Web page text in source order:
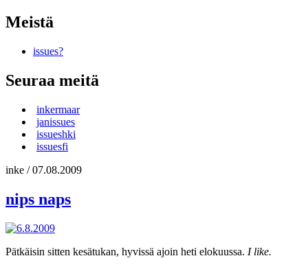
Meistä
issues?
Seuraa meitä
inkermaar
janissues
issueshki
issuesfi
inke /07.08.2009
nips naps
Pätkäisin sitten kesätukan, hyvissä ajoin heti elokuussa. I like.